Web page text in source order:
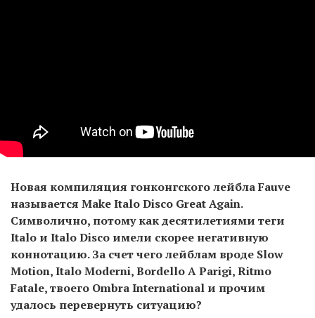
Новая компиляция гонконгского лейбла Fauve
называется Make Italo Disco Great Again.
Символично, потому как десятилетиями теги
Italo и Italo Disco имели скорее негативную
коннотацию. За счет чего лейблам вроде Slow
Motion, Italo Moderni, Bordello A Parigi, Ritmo
Fatale, твоего Ombra International и прочим
удалось перевернуть ситуацию?